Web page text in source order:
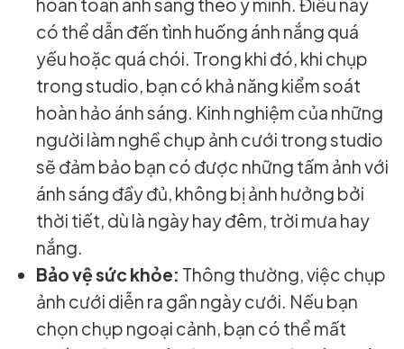
hoàn toàn ánh sáng theo ý mình. Điều này
có thể dẫn đến tình huống ánh nắng quá
yếu hoặc quá chói. Trong khi đó, khi chụp
trong studio, bạn có khả năng kiểm soát
hoàn hảo ánh sáng. Kinh nghiệm của những
người làm nghề chụp ảnh cưới trong studio
sẽ đảm bảo bạn có được những tấm ảnh với
ánh sáng đầy đủ, không bị ảnh hưởng bởi
thời tiết, dù là ngày hay đêm, trời mưa hay
nắng.
Bảo vệ sức khỏe: Thông thường, việc chụp
ảnh cưới diễn ra gần ngày cưới. Nếu bạn
chọn chụp ngoại cảnh, bạn có thể mất